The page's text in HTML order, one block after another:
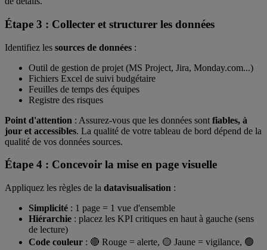
Étape 3 : Collecter et structurer les données
Identifiez les sources de données :
Outil de gestion de projet (MS Project, Jira, Monday.com...)
Fichiers Excel de suivi budgétaire
Feuilles de temps des équipes
Registre des risques
Point d'attention : Assurez-vous que les données sont fiables, à
jour et accessibles. La qualité de votre tableau de bord dépend de la
qualité de vos données sources.
Étape 4 : Concevoir la mise en page visuelle
Appliquez les règles de la datavisualisation :
Simplicité : 1 page = 1 vue d'ensemble
Hiérarchie : placez les KPI critiques en haut à gauche (sens
de lecture)
Code couleur : 🔴 Rouge = alerte, 🟡 Jaune = vigilance, 🟢